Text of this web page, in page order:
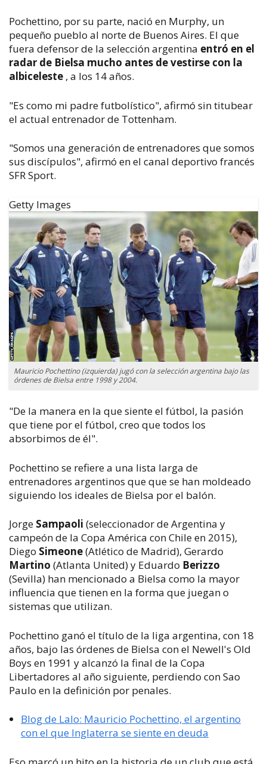
Pochettino, por su parte, nació en Murphy, un
pequeño pueblo al norte de Buenos Aires. El que
fuera defensor de la selección argentina entró en el
radar de Bielsa mucho antes de vestirse con la
albiceleste , a los 14 años.
"Es como mi padre futbolístico", afirmó sin titubear
el actual entrenador de Tottenham.
"Somos una generación de entrenadores que somos
sus discípulos", afirmó en el canal deportivo francés
SFR Sport.
Getty Images
Mauricio Pochettino (izquierda) jugó con la selección argentina bajo las
órdenes de Bielsa entre 1998 y 2004.
"De la manera en la que siente el fútbol, la pasión
que tiene por el fútbol, creo que todos los
absorbimos de él".
Pochettino se refiere a una lista larga de
entrenadores argentinos que que se han moldeado
siguiendo los ideales de Bielsa por el balón.
Jorge Sampaoli (seleccionador de Argentina y
campeón de la Copa América con Chile en 2015),
Diego Simeone(Atlético de Madrid), Gerardo
Martino (Atlanta United) y Eduardo Berizzo
(Sevilla) han mencionado a Bielsa como la mayor
influencia que tienen en la forma que juegan o
sistemas que utilizan.
Pochettino ganó el título de la liga argentina, con 18
años, bajo las órdenes de Bielsa con el Newell's Old
Boys en 1991 y alcanzó la final de la Copa
Libertadores al año siguiente, perdiendo con Sao
Paulo en la definición por penales.
Blog de Lalo: Mauricio Pochettino, el argentino
con el que Inglaterra se siente en deuda